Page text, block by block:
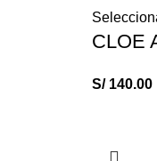
CLOE
S/140.00